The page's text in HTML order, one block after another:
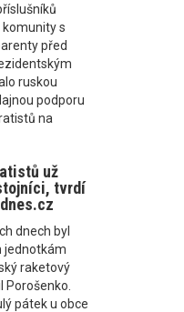
s
před
ruskou
podporu
na
už
tvrdí
dnech byl
jednotkám
raketový
Porošenko.
pátek u obce